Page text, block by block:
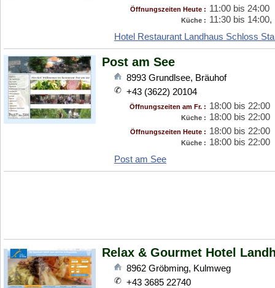
Öffnungszeiten Heute : 11:00 bis 24:00
Küche : 11:30 bis
Hotel Restaurant Landhaus Schloss
Post am See
8993 Grundlsee, Bräuhof
+43 (3622) 20104
Öffnungszeiten am Fr. : 18:00 bis 22:00
Küche : 18:00 bis 22:00
Öffnungszeiten Heute : 18:00 bis 22:00
Küche : 18:00 bis 22:00
Post am See
Relax & Gourmet Hotel
8962 Gröbming, Kulmweg
+43 3685 22740